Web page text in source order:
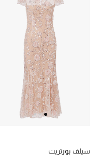
عرض جميع المنتجات
ما وصلنا حديثاً
الموسم الجديد
سيلف بورتريت